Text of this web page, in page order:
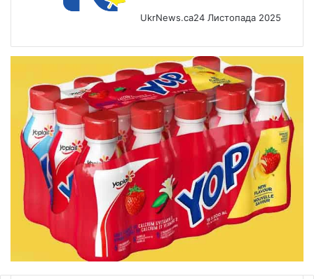
UkrNews.ca24 Листопада 2025